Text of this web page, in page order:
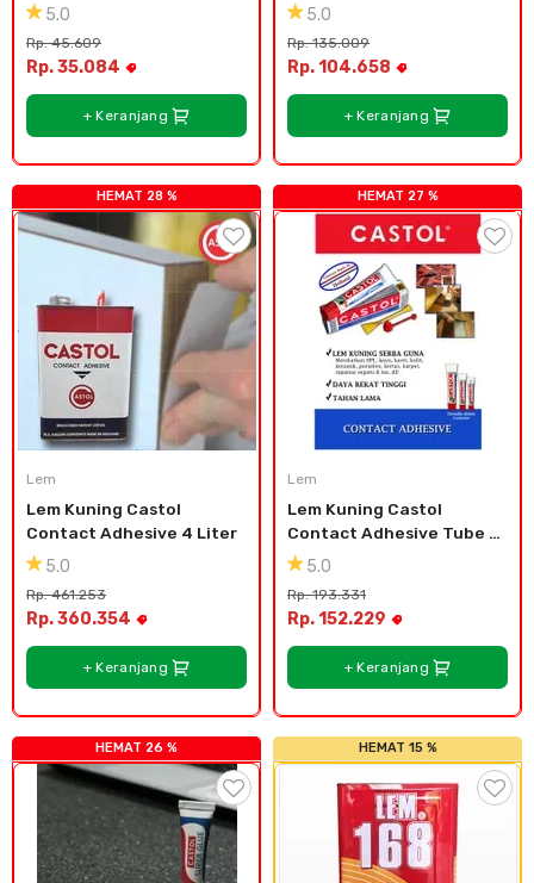
Liter
5.0
Rp. 45.609
Rp. 35.084
+ Keranjang
5.0
Rp. 135.009
Rp. 104.658
+ Keranjang
HEMAT 28 %
Lem
Lem Kuning Castol
Contact Adhesive 4 Liter
5.0
Rp. 461.253
Rp. 360.354
+ Keranjang
HEMAT 27 %
Lem
Lem Kuning Castol
Contact Adhesive Tube
Besar 51cc
5.0
Rp. 193.331
Rp. 152.229
+ Keranjang
HEMAT 26 % HEMAT 15 %